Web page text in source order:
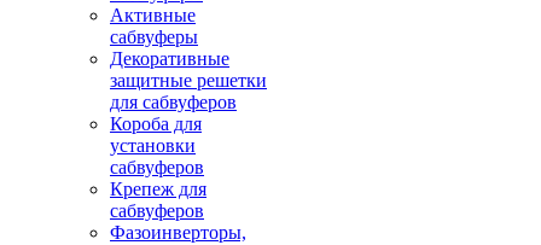
Активные
сабвуферы
Декоративные
защитные решетки
для сабвуферов
Короба для
установки
сабвуферов
Крепеж для
сабвуферов
Фазоинверторы,